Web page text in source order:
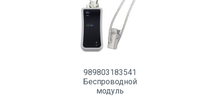
989803183541
Беспроводной
модуль